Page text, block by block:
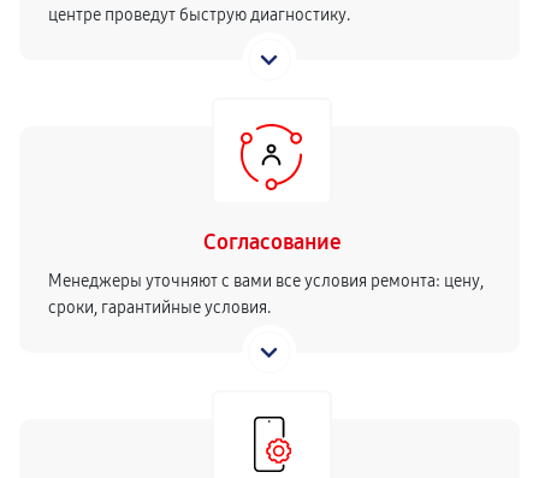
центре проведут быструю диагностику.
Согласование
Менеджеры уточняют с вами все условия ремонта: цену,
сроки, гарантийные условия.